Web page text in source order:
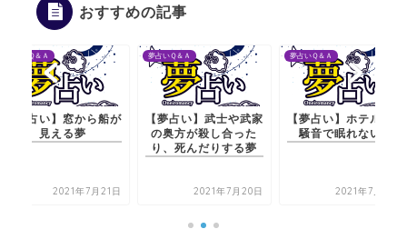
おすすめの記事
夢占いＱ＆Ａ
【夢占い】窓から船が
見える夢
2021年7月21日
夢占いＱ＆Ａ
【夢占い】武士や武家
の奥方が殺し合った
り、死んだりする夢
2021年7月20日
夢占いＱ＆Ａ
【夢占い】ホテルにて
騒音で眠れない夢
2021年7月20日